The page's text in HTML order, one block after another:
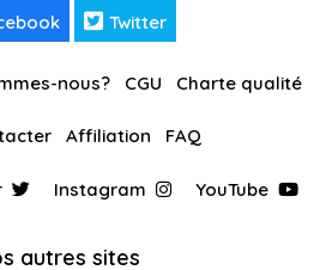
Twitter
nous? CGU Charte qualité
Affiliation FAQ
Instagram YouTube
autres sites